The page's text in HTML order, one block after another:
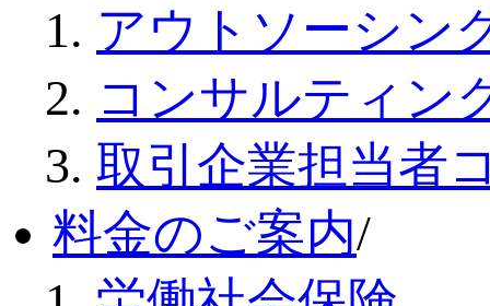
アウトソーシン
コンサルティン
取引企業担当者
料金のご案内/